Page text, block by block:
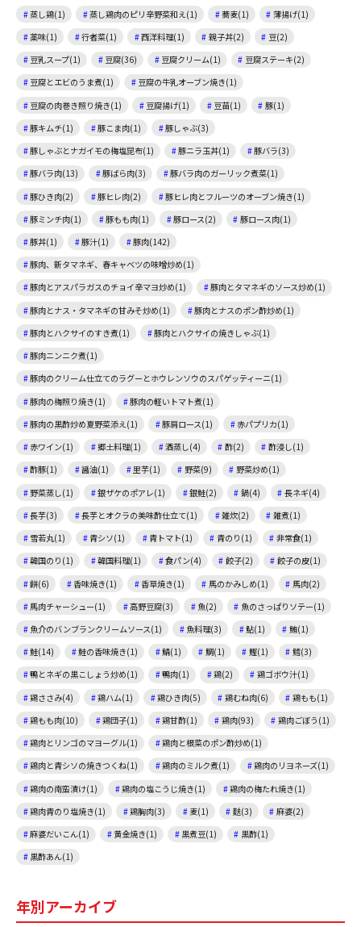
蒸し鶏(1)
蒸し鶏肉のピリ辛野菜和え(1) 蕎麦(1)
薄揚げ(1)
薬味(1)
行者菜(1) 西洋料理(1) 親子丼(2)
豆(2)
豆乳スープ(1)
豆腐(36) 豆腐クリーム(1)
豆腐ステーキ(2)
豆腐とエビのうま煮(1)
豆腐の牛乳オーブン焼き(1)
豆腐の肉巻き照り焼き(1)
豆腐揚げ(1) 豆苗(1)
豚(1)
豚キムチ(1)
豚こま肉(1)
豚しゃぶ(3)
豚しゃぶとナガイモの梅塩昆布(1)
豚ニラ玉丼(1)
豚バラ(3)
豚バラ肉(13)
豚ばら肉(3)
豚バラ肉のガーリック煮菜(1)
豚ひき肉(2)
豚ヒレ肉(2)
豚ヒレ肉とフルーツのオーブン焼き(1)
豚ミンチ肉(1)
豚もも肉(1) 豚ロース(2)
豚ロース肉(1)
豚丼(1)
豚汁(1)
豚肉(142)
豚肉、新タマネギ、春キャベツの味噌炒め(1)
豚肉とアスパラガスのチョイ辛マヨ炒め(1)
豚肉とタマネギのソース炒め(1)
豚肉とナス・タマネギの甘みそ炒め(1)
豚肉とナスのポン酢炒め(1)
豚肉とハクサイのすき煮(1)
豚肉とハクサイの焼きしゃぶ(1)
豚肉ニンニク煮(1)
豚肉のクリーム仕立てのラグーとホウレンソウのスパゲッティーニ(1)
豚肉の梅照り焼き(1)
豚肉の軽いトマト煮(1)
豚肉の黒酢炒め夏野菜添え(1)
豚肩ロース(1)
赤パプリカ(1)
赤ワイン(1)
郷土料理(1) 酒蒸し(4) 酢(2)
酢浸し(1)
酢豚(1)
醤油(1) 里芋(1) 野菜(9)
野菜炒め(1)
野菜蒸し(1)
銀ザケのポアレ(1) 銀鮭(2) 鍋(4)
長ネギ(4)
長芋(3)
長芋とオクラの美味酢仕立て(1) 雑炊(2)
雑煮(1)
雪若丸(1)
青シソ(1) 青トマト(1) 青のり(1)
非常食(1)
韓国のり(1)
韓国料理(1) 食パン(4) 餃子(2)
餃子の皮(1)
餅(6)
香味焼き(1) 香草焼き(1) 馬のかみしめ(1)
馬肉(2)
馬肉チャーシュー(1)
高野豆腐(3) 魚(2)
魚のさっぱりソテー(1)
魚介のバンブランクリームソース(1)
魚料理(3) 鮎(1)
鮪(1)
鮭(14)
鮭の香味焼き(1) 鯖(1) 鯛(1) 鰹(1)
鱈(3)
鴨とネギの黒こしょう炒め(1)
鴨肉(1) 鶏(2)
鶏ゴボウ汁(1)
鶏ささみ(4)
鶏ハム(1) 鶏ひき肉(5) 鶏むね肉(6)
鶏もも(1)
鶏もも肉(10)
鶏団子(1) 鶏甘酢(1) 鶏肉(93)
鶏肉ごぼう(1)
鶏肉とリンゴのマヨーグル(1)
鶏肉と根菜のポン酢炒め(1)
鶏肉と青シソの焼きつくね(1)
鶏肉のミルク煮(1)
鶏肉のリヨネーズ(1)
鶏肉の南蛮漬け(1)
鶏肉の塩こうじ焼き(1)
鶏肉の梅たれ焼き(1)
鶏肉青のり塩焼き(1)
鶏胸肉(3) 麦(1) 麩(3)
麻婆(2)
麻婆だいこん(1)
黄金焼き(1) 黒煮豆(1)
黒酢(1)
黒酢あん(1)
年別アーカイブ